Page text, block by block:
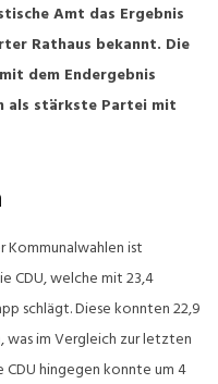
Amt das Ergebnis
Rathaus bekannt. Die
dem Endergebnis
als stärkste Partei mit
Kommunalwahlen ist
CDU, welche mit 23,4
schlägt. Diese konnten 22,9
was im Vergleich zur letzten
CDU hingegen konnte um 4